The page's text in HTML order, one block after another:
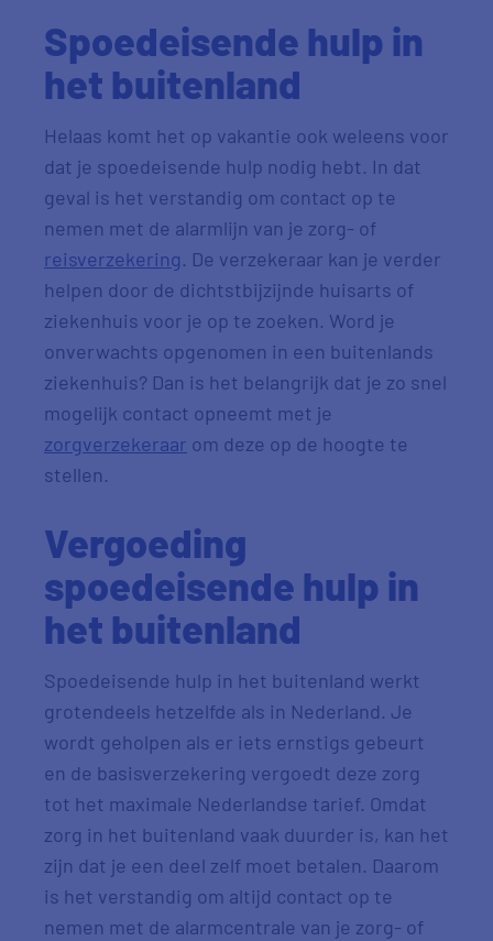
Spoedeisende hulp in
het buitenland
Helaas komt het op vakantie ook weleens voor
dat je spoedeisende hulp nodig hebt. In dat
geval is het verstandig om contact op te
nemen met de alarmlijn van je zorg- of
reisverzekering. De verzekeraar kan je verder
helpen door de dichtstbijzijnde huisarts of
ziekenhuis voor je op te zoeken. Word je
onverwachts opgenomen in een buitenlands
ziekenhuis? Dan is het belangrijk dat je zo snel
mogelijk contact opneemt met je
zorgverzekeraar om deze op de hoogte te
stellen.
Vergoeding
spoedeisende hulp in
het buitenland
Spoedeisende hulp in het buitenland werkt
grotendeels hetzelfde als in Nederland. Je
wordt geholpen als er iets ernstigs gebeurt
en de basisverzekering vergoedt deze zorg
tot het maximale Nederlandse tarief. Omdat
zorg in het buitenland vaak duurder is, kan het
zijn dat je een deel zelf moet betalen. Daarom
is het verstandig om altijd contact op te
nemen met de alarmcentrale van je zorg- of